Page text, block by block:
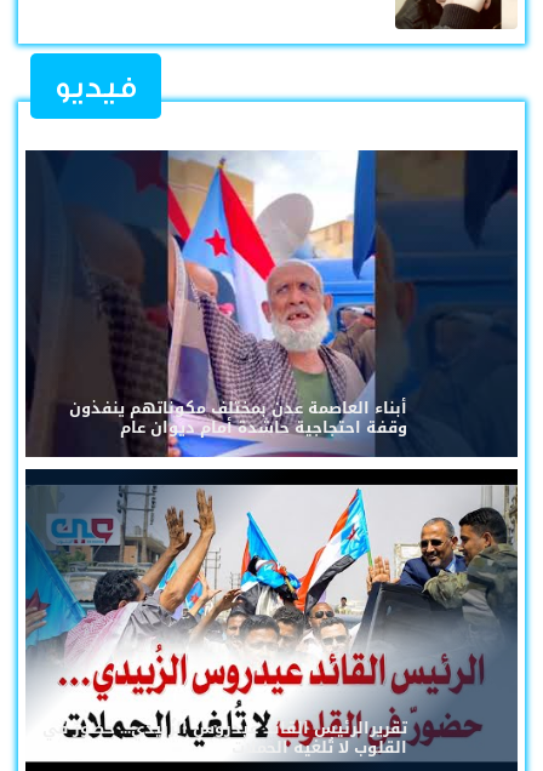
فيديو
أبناء العاصمة عدن بمختلف مكوناتهم ينفذون
وقفة احتجاجية حاشدة أمام ديوان عام
تقريرالرئيس القائد عيدروس الزُبيدي... حضورٌ في
القلوب لا تُلغيه الحملات